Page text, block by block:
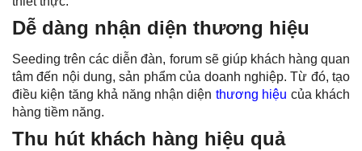
Dễ dàng nhận diện thương hiệu
Seeding trên các diễn đàn, forum sẽ giúp khách hàng quan
tâm đến nội dung, sản phẩm của doanh nghiệp. Từ đó, tạo
điều kiện tăng khả năng nhận diện thương hiệu của khách
hàng tiềm năng.
Thu hút khách hàng hiệu quả